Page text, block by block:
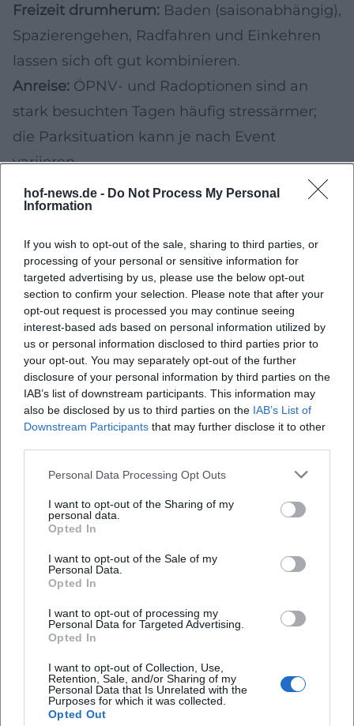
hof-news.de - Do Not Process My Personal
Information
If you wish to opt-out of the sale, sharing to third parties, or
processing of your personal or sensitive information for
targeted advertising by us, please use the below opt-out
section to confirm your selection. Please note that after your
opt-out request is processed you may continue seeing
interest-based ads based on personal information utilized by
us or personal information disclosed to third parties prior to
your opt-out. You may separately opt-out of the further
disclosure of your personal information by third parties on the
IAB’s list of downstream participants. This information may
also be disclosed by us to third parties on the IAB’s List of
Downstream Participants that may further disclose it to other
Personal Data Processing Opt Outs
I want to opt-out of the Sharing of my
personal data.
Opted In
I want to opt-out of the Sale of my
Personal Data.
Opted In
I want to opt-out of processing my
Personal Data for Targeted Advertising.
Opted In
I want to opt-out of Collection, Use,
Retention, Sale, and/or Sharing of my
Personal Data that Is Unrelated with the
Purposes for which it was collected.
Opted Out
Freizeit drumherum: Baden (saisonabhängig),
Spazierengehen, Radfahren und Einkehren
lassen sich oft gut kombinieren.
Anreise: ÖPNV- und Radoptionen sind an
stark besuchten Tagen häufig stressärmer;
die Parksituation kann je nach Event
variieren.
Advent und Weihnachtszeit 2026 in Hof
Zum Jahresausklang 2026 ist in der
Innenstadt erfahrungsgemäß ein
Adventsprogramm vorgesehen –
typischerweise mit Weihnachtsmarkt,
Rahmenveranstaltungen und kurzen Wegen
zwischen Ständen, Musik und regionalen
Spezialitäten. Familien finden häufig ruhigere
Zeitfenster am Nachmittag; abends ist die
Innenstadt oft belebter.
Kunsthandwerk, Bühnen- oder Musikbeiträge
sowie Aktionen für Kinder (Details
veröffentlicht die Stadt bzw. der Veranstalter).
Barrierefreiheit & Service:
barrierearmen Zugängen, Sanitärangeboten,
Park- und ÖPNV-Optionen werden
üblicherweise im Vorfeld offiziell
kommuniziert.
Besuchsplanung und Hinweise